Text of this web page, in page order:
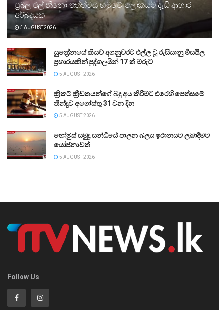
ප්‍රබල එල් නීනෝ තත්ත්වය හමුවේ ලෝකයට දැඩි ආහාර
අර්බුදයක
5 AUGUST 2026
යුක්‍රේනයේ කියව් අගනුවරට එල්ල වූ රුසියානු මිසයිල
ප්‍රහාරයකින් පුද්ගලයින් 17 ක් මරුට
5 AUGUST 2026
ක්‍රිකට් ක්‍රීඩකයන්ගේ බදු අය කිරීමට එරෙහි පෙත්සමේ
තීන්දුව අගෝස්තු 31 වන දින
5 AUGUST 2026
හෝමුස් සමුද්‍ර සන්ධියේ පාලන බලය ඉරානයට ලබාදීමට
යෝජනාවක්
5 AUGUST 2026
Follow Us